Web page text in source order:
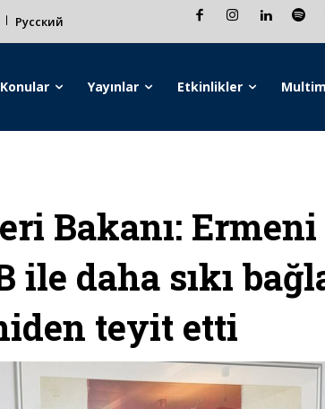
Русский
Konular Yayınlar Etkinlikler
Bakanı: Ermeni
ile daha sıkı
teyit etti